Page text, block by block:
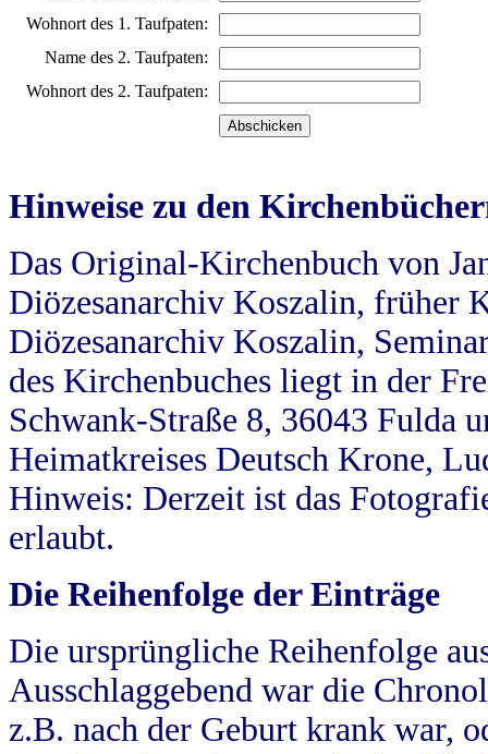
Wohnort des 1. Taufpaten:
Name des 2. Taufpaten:
Wohnort des 2. Taufpaten:
Hinweise zu den
Das Original-Kirchenbuch von
Diözesanarchiv Koszalin, früher
Diözesanarchiv Koszalin,
des Kirchenbuches liegt in der
Schwank-Straße 8, 36043 Fulda
Heimatkreises Deutsch Krone,
Hinweis: Derzeit ist das
erlaubt.
Die Reihenfolge der Einträge
Die ursprüngliche Reihenfolge
Ausschlaggebend war die
z.B. nach der Geburt krank war,